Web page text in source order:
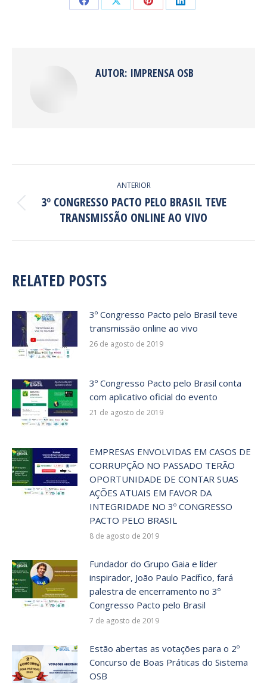
AUTOR: IMPRENSA OSB
ANTERIOR
3º CONGRESSO PACTO PELO BRASIL TEVE
TRANSMISSÃO ONLINE AO VIVO
RELATED POSTS
3º Congresso Pacto pelo Brasil teve
transmissão online ao vivo
26 de agosto de 2019
3º Congresso Pacto pelo Brasil conta
com aplicativo oficial do evento
21 de agosto de 2019
EMPRESAS ENVOLVIDAS EM CASOS DE
CORRUPÇÃO NO PASSADO TERÃO
OPORTUNIDADE DE CONTAR SUAS
AÇÕES ATUAIS EM FAVOR DA
INTEGRIDADE NO 3º CONGRESSO
PACTO PELO BRASIL
8 de agosto de 2019
Fundador do Grupo Gaia e líder
inspirador, João Paulo Pacífico, fará
palestra de encerramento no 3º
Congresso Pacto pelo Brasil
7 de agosto de 2019
Estão abertas as votações para o 2º
Concurso de Boas Práticas do Sistema
OSB